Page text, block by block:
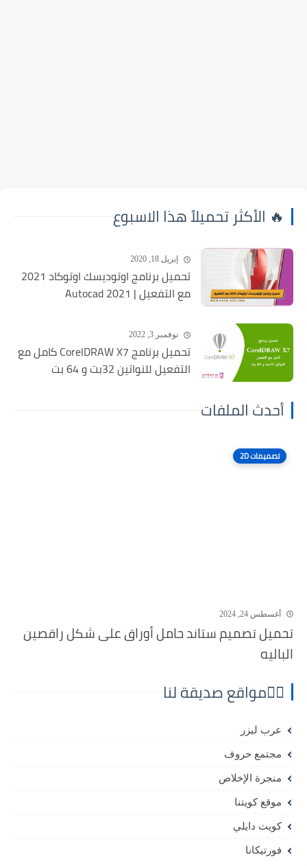
🔥 الأكثر تحميلاً هذا الاسبوع
إبريل 18, 2020
تحميل برنامج اوتوديسك اوتوكاد 2021
مع التفعيل | Autocad 2021
نوفمبر 3, 2022
تحميل برنامج CorelDRAW X7 كامل مع
التفعيل للنواتين 32بت و 64 بت
أحدث الملفات
تصميمات 2D
أغسطس 24, 2024
تحميل تصميم ستاند حامل أوراق على شكل راقصين
الباليه
⛓️‍💥مواقع صديقة لنا
عرب ليزر
مجتمع حروف
منجرة الإخلاص
موقع كويتنا
كويت دايلي
فورتيكانا